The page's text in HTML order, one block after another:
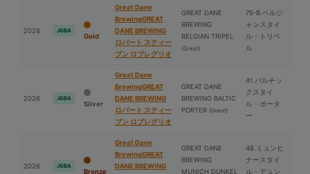
2026 JGBA
Gold
Great Dane
BrewingGREAT
DANE BREWING
ロバート スティー
ブン ロブレグリオ
GREAT DANE
BREWING
BELGIAN TRIPEL
(Great)
75-B.ベルジ
ャンスタイ
ル・トリペ
ル
2026 JGBA
Silver
Great Dane
BrewingGREAT
DANE BREWING
ロバート スティー
ブン ロブレグリオ
GREAT DANE
BREWING BALTIC
PORTER (Great)
41.バルチッ
クスタイ
ル・ポータ
ー
2026 JGBA
Bronze
Great Dane
BrewingGREAT
DANE BREWING
GREAT DANE
BREWING
MUNICH DUNKEL
48.ミュンヒ
ナースタイ
ル・デュン